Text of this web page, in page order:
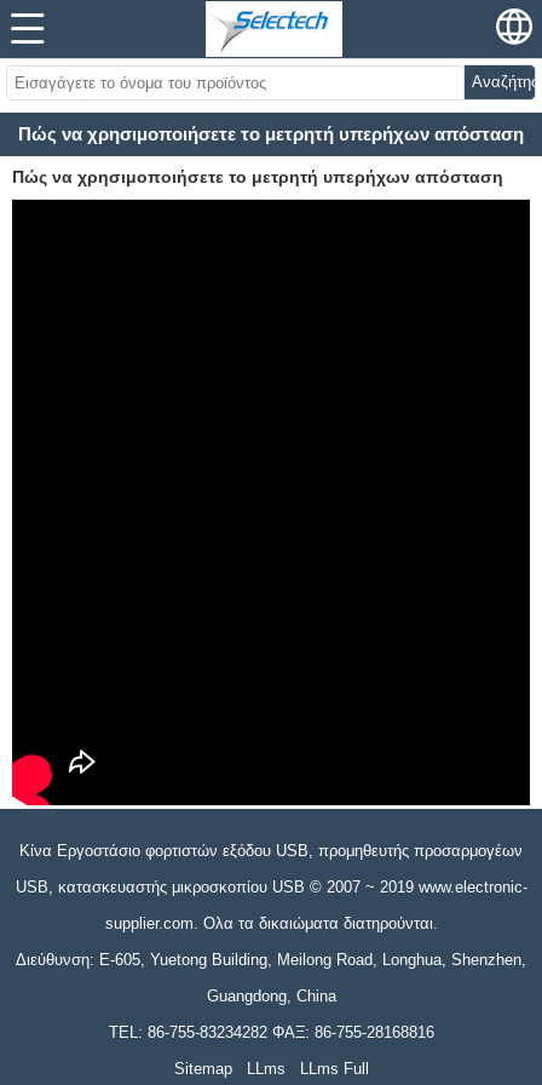
Πώς να χρησιμοποιήσετε το μετρητή υπερήχων απόσταση
Πώς να χρησιμοποιήσετε το μετρητή υπερήχων απόσταση
Κίνα Εργοστάσιο φορτιστών εξόδου USB, προμηθευτής προσαρμογέων
USB, κατασκευαστής μικροσκοπίου USB © 2007 ~ 2019 www.electronic-
supplier.com. Ολα τα δικαιώματα διατηρούνται.
Διεύθυνση: E-605, Yuetong Building, Meilong Road, Longhua, Shenzhen,
Guangdong, China
TEL: 86-755-83234282 ΦΑΞ: 86-755-28168816
Sitemap
LLms LLms Full